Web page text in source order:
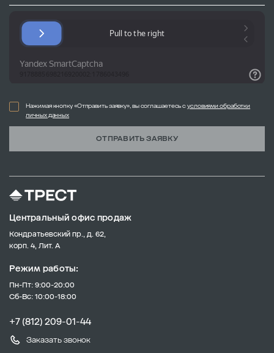
Нажимая кнопку «Отправить заявку», вы соглашаетесь сусловиями обработки
личных данных
ОТПРАВИТЬ ЗАЯВКУ
Центральный офис продаж
Кондратьевский пр., д. 62,
корп. 4, Лит. А
Режим работы:
Пн-Пт: 9:00-20:00
Сб-Вс: 10:00-18:00
+7 (812) 209-01-44
Заказать звонок